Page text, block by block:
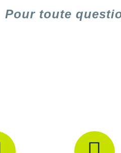
Pour toute